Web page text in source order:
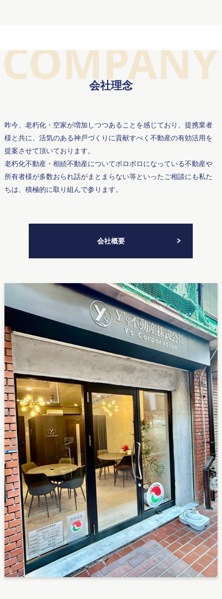
会社理念
昨今、老朽化・空家が増加しつつあることを感じており、提携業者
様と共に、活気のある神戸づくりに貢献すべく不動産の有効活用を
提案させて頂いております。
老朽化不動産・相続不動産についてボロボロになっている不動産や
所有者様が多数おられ話がまとまらない等といったご相談にも私た
ちは、積極的に取り組んで参ります。
会社概要